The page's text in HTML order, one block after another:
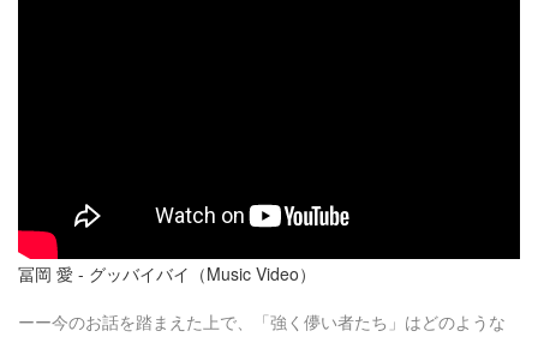
冨岡 愛 - グッバイバイ（Music Video）
ーー今のお話を踏まえた上で、「強く儚い者たち」はどのような